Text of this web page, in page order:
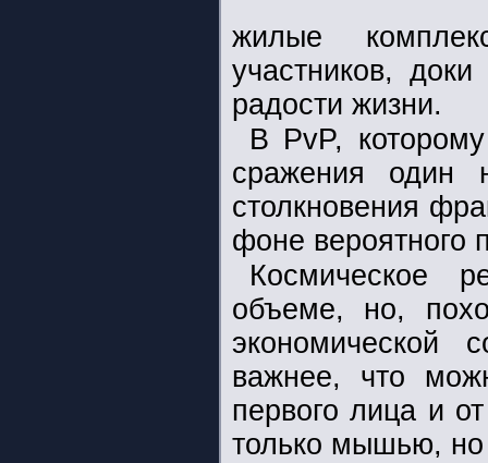
жилые
участников,
радости жизни.
В PvP,
сражения один
столкновения
фоне вероятного
Космическое
объеме, но,
важнее, что
первого лица и
только мышью,